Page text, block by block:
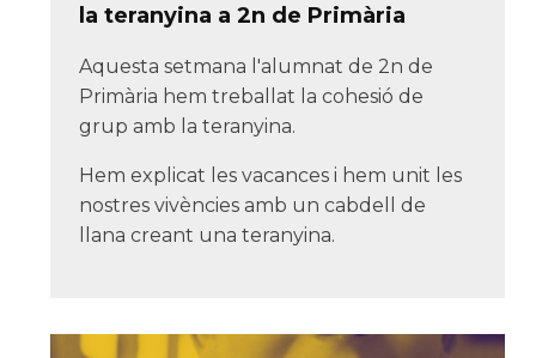
la teranyina a 2n de Primària
Aquesta setmana l'alumnat de 2n de
Primària hem treballat la cohesió de
grup amb la teranyina.
Hem explicat les vacances i hem unit les
nostres vivències amb un cabdell de
llana creant una teranyina.